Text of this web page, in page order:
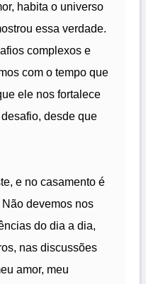
habita o universo
essa verdade.
complexos e
com o tempo que
ele nos fortalece
desde que
e no casamento é
devemos nos
do dia a dia,
nas discussões
amor, meu